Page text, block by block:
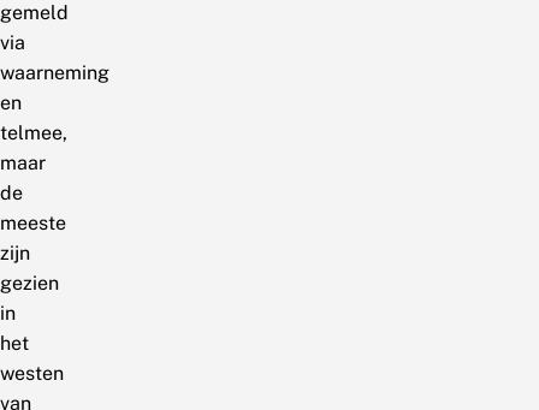
gemeld
via
waarneming
en
telmee,
maar
de
meeste
zijn
gezien
in
het
westen
van